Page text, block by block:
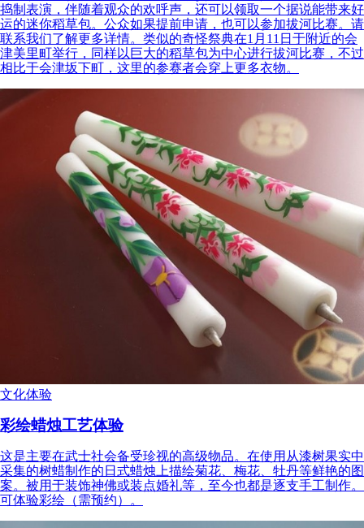
捣制表演，伴随着观众的欢呼声，还可以领取一个据说能带来好
运的迷你稻草包。公众如果提前申请，也可以参加拔河比赛。请
联系我们了解更多详情。类似的奇怪祭典在1月11日于附近的会
津美里町举行，同样以巨大的稻草包为中心进行拔河比赛，不过
相比于会津坂下町，这里的参赛者会穿上更多衣物。
文化体验
彩绘蜡烛工艺体验
这是主要在武士社会备受珍视的高级物品。在使用从漆树果实中
采集的树蜡制作的日式蜡烛上描绘菊花、梅花、牡丹等鲜艳的图
案。被用于装饰神佛或装点婚礼等，至今也都是逐支手工制作。
可体验彩绘（需预约）。